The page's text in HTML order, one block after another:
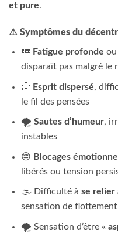
et pure.
⚠️ Symptômes du
💤 Fatigue profonde
disparaît pas malgré le
💭 Esprit dispersé,
le fil des pensées
🌪️ Sautes d’humeur,
instables
😔 Blocages
libérés ou tension
🌫️ Difficulté à se relier
sensation de
🌪️ Sensation d’être «